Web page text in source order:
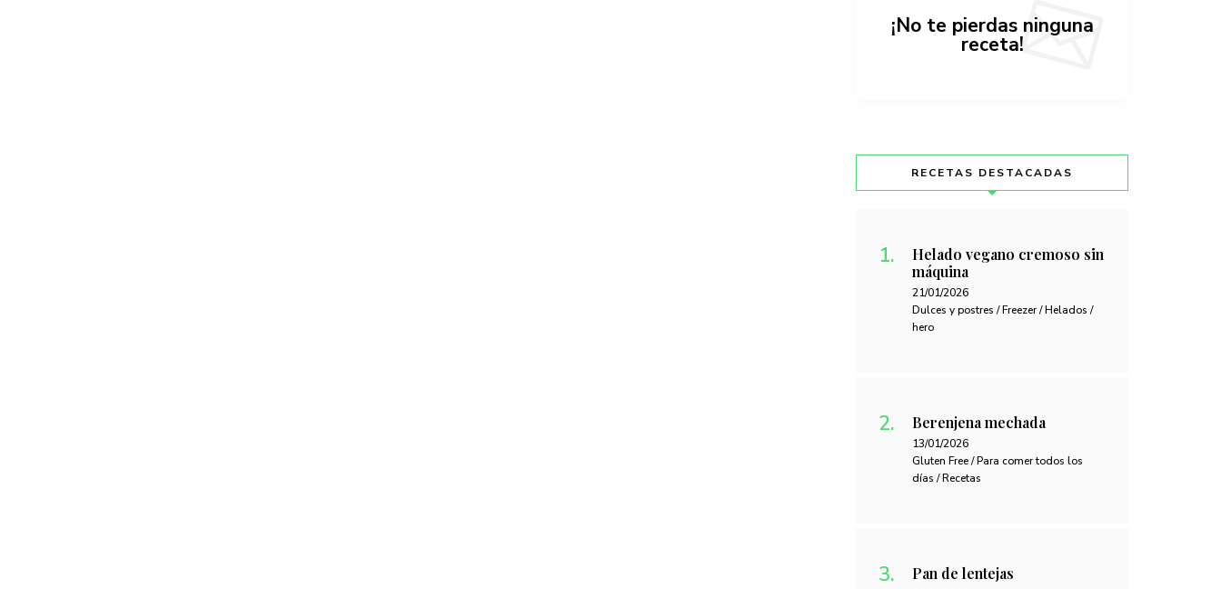
¡No te pierdas ninguna
receta!
RECETAS DESTACADAS
Helado vegano cremoso sin
máquina
21/01/2026
Dulces y postres / Freezer / Helados /
hero
Berenjena mechada
13/01/2026
Gluten Free / Para comer todos los
días / Recetas
Pan de lentejas